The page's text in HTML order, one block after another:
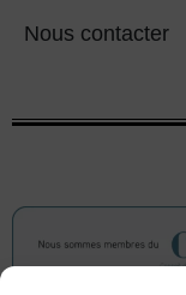
Nous contacter